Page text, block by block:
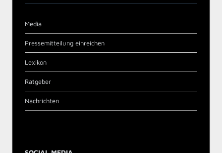
Media
Pressemitteilung einreichen
Lexikon
Ratgeber
Nachrichten